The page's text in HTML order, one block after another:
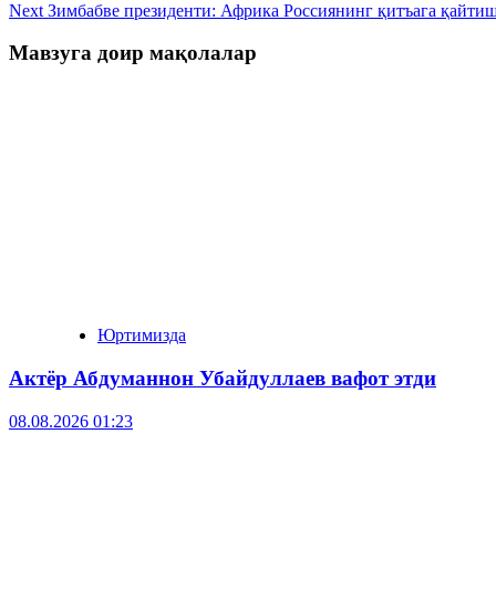
Next Зимбабве президенти: Африка Россиянинг қитъага
Мавзуга доир мақолалар
Юртимизда
Актёр Абду­маннон Убайдуллаев вафот этди
08.08.2026 01:23